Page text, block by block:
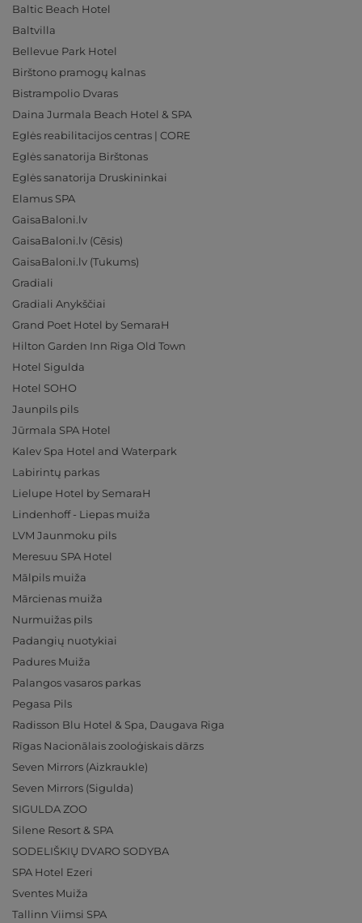
Baltic Beach Hotel
Baltvilla
Bellevue Park Hotel
Birštono pramogų kalnas
Bistrampolio Dvaras
Daina Jurmala Beach Hotel & SPA
Eglės reabilitacijos centras | CORE
Eglės sanatorija Birštonas
Eglės sanatorija Druskininkai
Elamus SPA
GaisaBaloni.lv
GaisaBaloni.lv (Cēsis)
GaisaBaloni.lv (Tukums)
Gradiali
Gradiali Anykščiai
Grand Poet Hotel by SemaraH
Hilton Garden Inn Riga Old Town
Hotel Sigulda
Hotel SOHO
Jaunpils pils
Jūrmala SPA Hotel
Kalev Spa Hotel and Waterpark
Labirintų parkas
Lielupe Hotel by SemaraH
Lindenhoff - Liepas muiža
LVM Jaunmoku pils
Meresuu SPA Hotel
Mālpils muiža
Mārcienas muiža
Nurmuižas pils
Padangių nuotykiai
Padures Muiža
Palangos vasaros parkas
Pegasa Pils
Radisson Blu Hotel & Spa, Daugava Riga
Rīgas Nacionālais zooloģiskais dārzs
Seven Mirrors (Aizkraukle)
Seven Mirrors (Sigulda)
SIGULDA ZOO
Silene Resort & SPA
SODELIŠKIŲ DVARO SODYBA
SPA Hotel Ezeri
Sventes Muiža
Tallinn Viimsi SPA